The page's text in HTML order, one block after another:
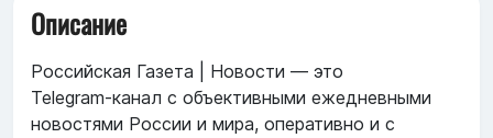
Описание
Российская Газета | Новости — это
Telegram‑канал с объективными ежедневными
новостями России и мира, оперативно и с